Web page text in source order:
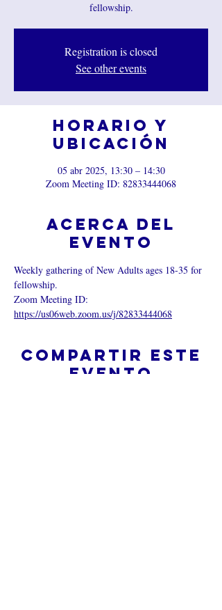
fellowship.
Registration is closed
See other events
Horario y
ubicación
05 abr 2025, 13:30 – 14:30
Zoom Meeting ID: 82833444068
Acerca del
evento
Weekly gathering of New Adults ages 18-35 for
fellowship.
Zoom Meeting ID:
https://us06web.zoom.us/j/82833444068
Compartir este
evento